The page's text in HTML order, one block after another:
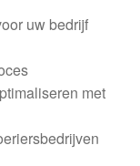
uw bedrijf
met